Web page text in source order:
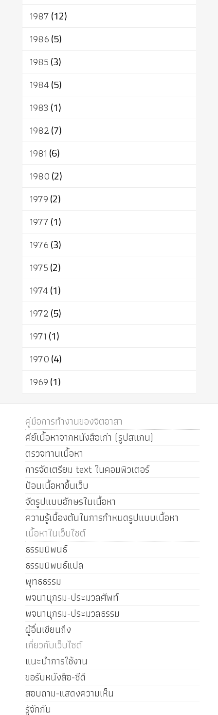
1987(12)
1986(5)
1985(3)
1984(5)
1983 (1)
1982(7)
1981 (6)
1980(2)
1979(2)
1977(1)
1976(3)
1975(2)
1974(1)
1972(5)
1971 (1)
1970(4)
1969(1)
คู่มือการทำงานของจิตอาสา
คีย์เนื้อหาจากหนังสือเก่า (รูปสแกน)
ตรวจทานเนื้อหา
การจัดเตรียม text ในคอมพิวเตอร์
ป้อนเนื้อหาขึ้นเว็บ
จัดรูปแบบอักษรในเนื้อหา
ความรู้เบื้องต้นในการกำหนดรูปแบบเนื้อหา
เนื้อหาในเว็บไซต์
ธรรมนิพนธ์
ธรรมนิพนธ์แปล
พุทธธรรม
พจนานุกรม-ประมวลศัพท์
พจนานุกรม-ประมวลธรรม
ผู้อื่นเขียนถึง
เกี่ยวกับเว็บไซต์
แนะนำการใช้งาน
ขอรับหนังสือ-ซีดี
สอบถาม-แสดงความเห็น
รู้จักกัน